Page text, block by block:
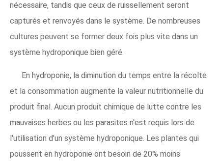
nécessaire, tandis que ceux de ruissellement seront
capturés et renvoyés dans le système. De nombreuses
cultures peuvent se former deux fois plus vite dans un
système hydroponique bien géré.
En hydroponie, la diminution du temps entre la récolte
et la consommation augmente la valeur nutritionnelle du
produit final. Aucun produit chimique de lutte contre les
mauvaises herbes ou les parasites n'est requis lors de
l'utilisation d'un système hydroponique. Les plantes qui
poussent en hydroponie ont besoin de 20% moins